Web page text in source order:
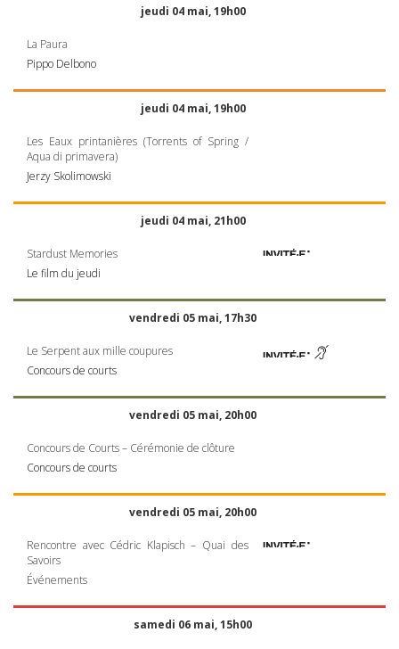
jeudi 04 mai, 19h00
La Paura
Pippo Delbono
jeudi 04 mai, 19h00
Les Eaux printanières (Torrents of Spring /
Aqua di primavera)
Jerzy Skolimowski
jeudi 04 mai, 21h00
Stardust Memories
Le film du jeudi
vendredi 05 mai, 17h30
Le Serpent aux mille coupures
Concours de courts
vendredi 05 mai, 20h00
Concours de Courts – Cérémonie de clôture
Concours de courts
vendredi 05 mai, 20h00
Rencontre avec Cédric Klapisch – Quai des
Savoirs
Événements
samedi 06 mai, 15h00